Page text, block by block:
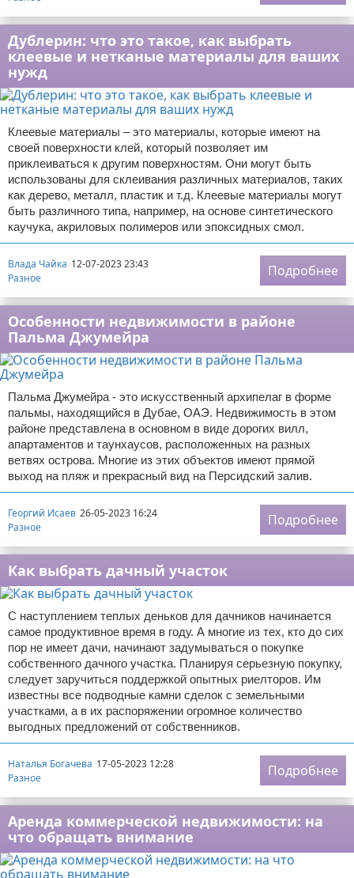
Дублерин: что это такое, как выбрать
клеевые и нетканые материалы для ваших
нужд
Клеевые материалы – это материалы, которые имеют на
своей поверхности клей, который позволяет им
приклеиваться к другим поверхностям. Они могут быть
использованы для склеивания различных материалов, таких
как дерево, металл, пластик и т.д. Клеевые материалы могут
быть различного типа, например, на основе синтетического
каучука, акриловых полимеров или эпоксидных смол.
Влада Чайка 12-07-2023 23:43
Разное
Подробнее
Особенности недвижимости в районе
Пальма Джумейра
Пальма Джумейра - это искусственный архипелаг в форме
пальмы, находящийся в Дубае, ОАЭ. Недвижимость в этом
районе представлена в основном в виде дорогих вилл,
апартаментов и таунхаусов, расположенных на разных
ветвях острова. Многие из этих объектов имеют прямой
выход на пляж и прекрасный вид на Персидский залив.
Георгий Исаев 26-05-2023 16:24
Разное
Подробнее
Как выбрать дачный участок
С наступлением теплых деньков для дачников начинается
самое продуктивное время в году. А многие из тех, кто до сих
пор не имеет дачи, начинают задумываться о покупке
собственного дачного участка. Планируя серьезную покупку,
следует заручиться поддержкой опытных риелторов. Им
известны все подводные камни сделок с земельными
участками, а в их распоряжении огромное количество
выгодных предложений от собственников.
Наталья Богачева 17-05-2023 12:28
Разное
Подробнее
Аренда коммерческой недвижимости: на
что обращать внимание